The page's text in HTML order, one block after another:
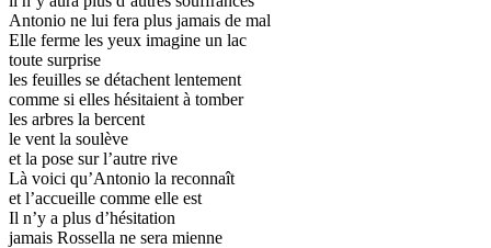
Antonio ne lui fera plus jamais de mal
Elle ferme les yeux imagine un lac
toute surprise
les feuilles se détachent lentement
comme si elles hésitaient à tomber
les arbres la bercent
le vent la soulève
et la pose sur l’autre rive
Là voici qu’Antonio la reconnaît
et l’accueille comme elle est
Il n’y a plus d’hésitation
jamais Rossella ne sera mienne